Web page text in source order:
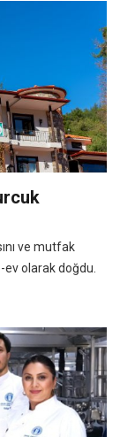
ve mutfak
ev olarak doğdu.